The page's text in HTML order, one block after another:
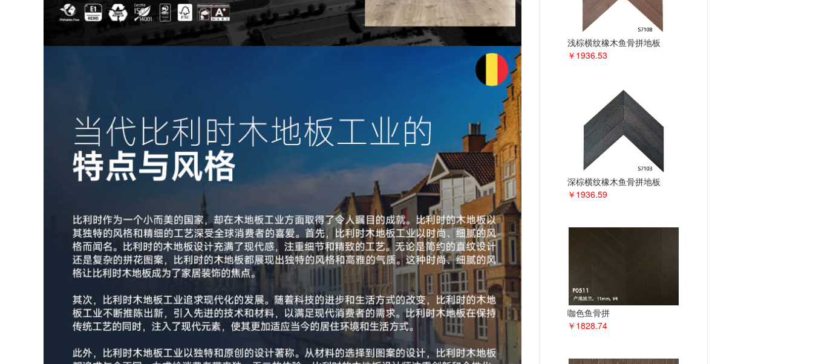
浅棕横纹橡木鱼骨拼地板
￥1936.53
深棕横纹橡木鱼骨拼地板
￥1936.59
咖色鱼骨拼
￥1828.74